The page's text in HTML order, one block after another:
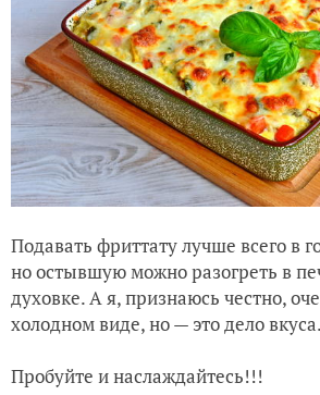
Подавать фриттату лучше всего в
но остывшую можно разогреть в
духовке. А я, признаюсь честно,
холодном виде, но — это дело вкуса.
Пробуйте и наслаждайтесь!!!